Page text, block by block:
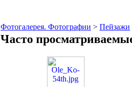
Фотогалерея. Фотографии > Пейзажи
Часто